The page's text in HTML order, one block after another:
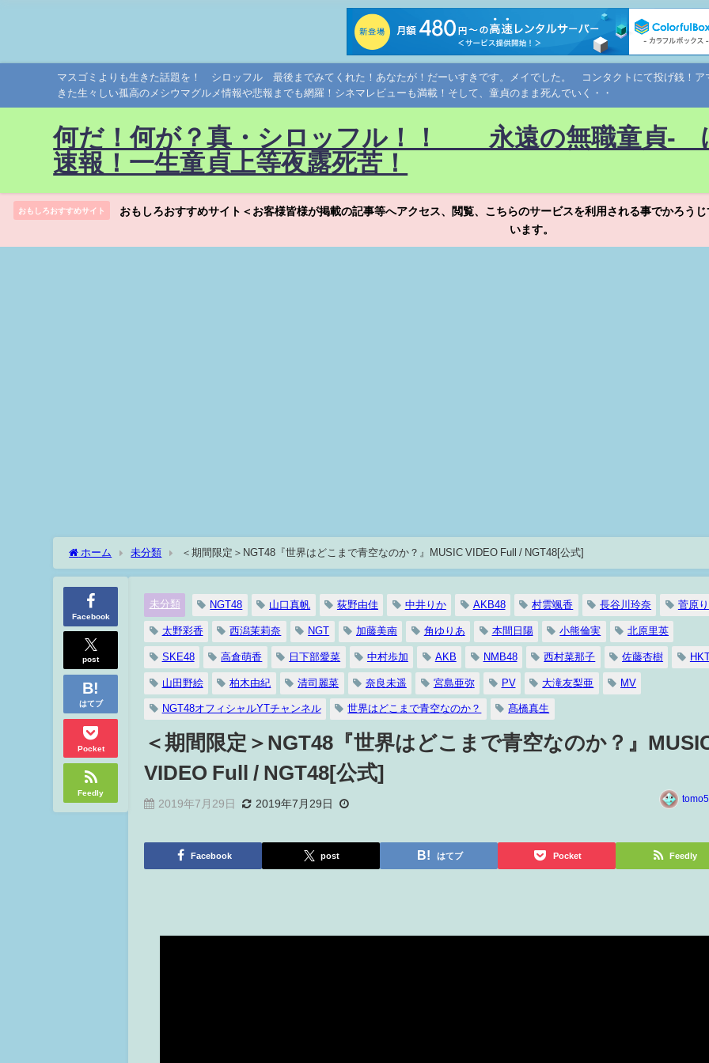
マスゴミよりも生きた話題を！ シロッフル 最後までみてくれた！あなたが！だーいすきです。メイでした。 コンタクトにて投げ銭！
きた生々しい孤高のメシウマグルメ情報や悲報までも網羅！シネマレビューも満載！そして、童貞のまま死んでいく・・
何だ！何が？真・シロッフル！！ 永遠の無職童貞-
速報！一生童貞上等夜露死苦！
おもしろおすすめサイト
おもしろおすすめサイト＜お客様皆様が掲載の記事等へアクセス、閲覧、こちらのサービスを利用される事でかろう
います。
ホーム 未分類 ＜期間限定＞NGT48『世界はどこまで青空なのか？』MUSIC VIDEO Full / NGT48[公式]
Facebook
post
はてブ
Pocket
Feedly
未分類 NGT48 山口真帆 荻野由佳 中井りか AKB48 村雲颯香 長谷川玲奈 菅原
太野彩香 西潟茉莉奈 NGT 加藤美南 角ゆりあ 本間日陽 小熊倫実 北原里英
SKE48 高倉萌香 日下部愛菜 中村歩加 AKB NMB48 西村菜那子 佐藤杏樹
山田野絵 柏木由紀 清司麗菜 奈良未遥 宮島亜弥 PV 大滝友梨亜 MV
NGT48オフィシャルYTチャンネル 世界はどこまで青空なのか？ 髙橋真生
＜期間限定＞NGT48『世界はどこまで青空なのか？』
VIDEO Full / NGT48[公式]
2019年7月29日 2019年7月29日
Facebook post はてブ Pocket Feedly